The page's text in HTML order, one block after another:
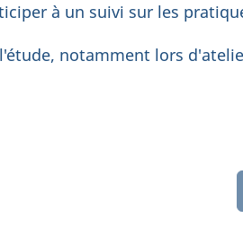
à un suivi sur les
notamment lors